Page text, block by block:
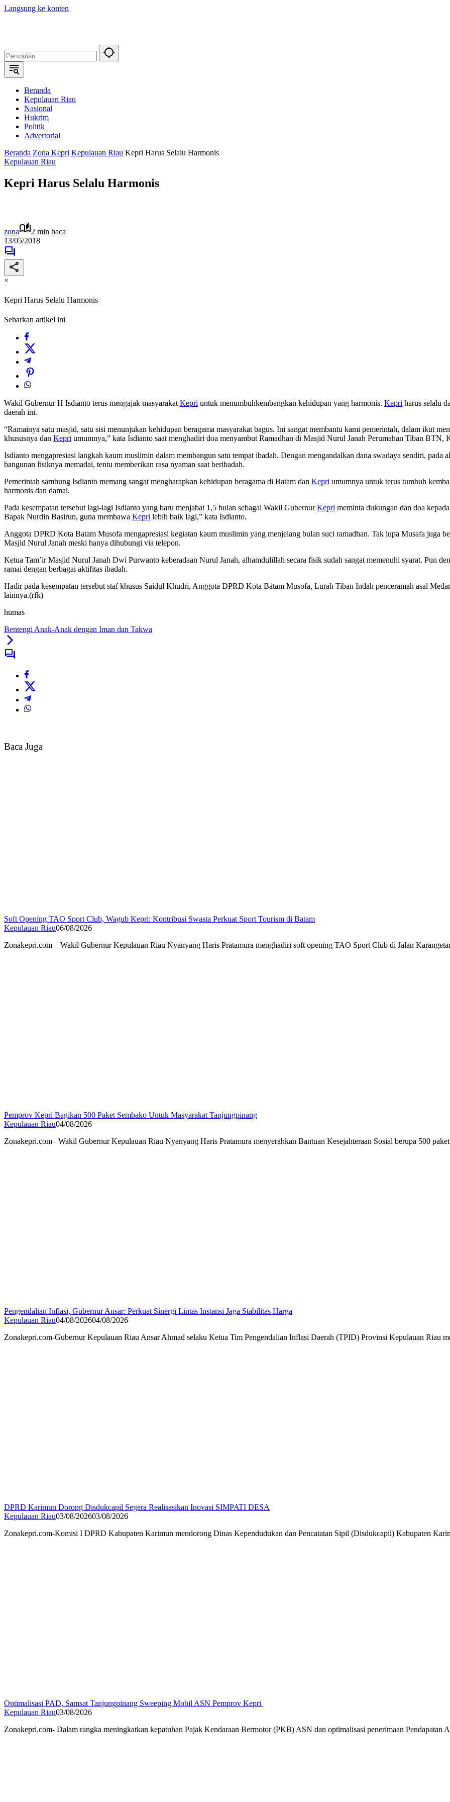
Langsung ke konten
Beranda
Kepulauan Riau
Nasional
Hukrim
Politik
Advertorial
Beranda Zona Kepri Kepulauan Riau Kepri Harus Selalu Harmonis
Kepulauan Riau
Kepri Harus Selalu Harmonis
zona
2 min baca
13/05/2018
×
Kepri Harus Selalu Harmonis
Sebarkan artikel ini
Wakil Gubernur H Isdianto terus mengajak masyarakat Kepri untuk menumbuhkembangkan kehidupan yang harmonis. Kepri harus selalu
daerah ini.
“Ramainya satu masjid, satu sisi menunjukan kehidupan beragama masyarakat bagus. Ini sangat membantu kami pemerintah, dalam ikut
khususnya dan Kepri umumnya,” kata Isdianto saat menghadiri doa menyambut Ramadhan di Masjid Nurul Janah Perumahan Tiban BTN,
Isdianto mengapresiasi langkah kaum muslimin dalam membangun satu tempat ibadah. Dengan mengandalkan dana swadaya sendiri,
bangunan fisiknya memadai, tentu memberikan rasa nyaman saat beribadah.
Pemerintah sambung Isdianto memang sangat mengharapkan kehidupan beragama di Batam dan Kepri umumnya untuk terus tumbuh
harmonis dan damai.
Pada kesempatan tersebut lagi-lagi Isdianto yang baru menjabat 1,5 bulan sebagai Wakil GubernurKepri meminta dukungan dan doa
Bapak Nurdin Basirun, guna membawa Kepri lebih baik lagi,” kata Isdianto.
Anggota DPRD Kota Batam Musofa mengapresiasi kegiatan kaum muslimin yang menjelang bulan suci ramadhan. Tak lupa Musafa juga
Masjid Nurul Janah meski hanya dihubungi via telepon.
Ketua Tam’ir Masjid Nurul Janah Dwi Purwanto keberadaan Nurul Janah, alhamdulillah secara fisik sudah sangat memenuhi syarat. Pun
ramai dengan berbagai aktifitas ibadah.
Hadir pada kesempatan tersebut staf khusus Saidul Khudri, Anggota DPRD Kota Batam Musofa, Lurah Tiban Indah penceramah asal
lainnya.(rfk)
humas
Bentengi Anak-Anak dengan Iman dan Takwa
Baca Juga
Soft Opening TAO Sport Club, Wagub Kepri: Kontribusi Swasta Perkuat Sport Tourism di Batam
Kepulauan Riau06/08/2026
Zonakepri.com – Wakil Gubernur Kepulauan Riau Nyanyang Haris Pratamura menghadiri soft opening TAO Sport Club di Jalan
Pemprov Kepri Bagikan 500 Paket Sembako Untuk Masyarakat Tanjungpinang
Kepulauan Riau04/08/2026
Zonakepri.com– Wakil Gubernur Kepulauan Riau Nyanyang Haris Pratamura menyerahkan Bantuan Kesejahteraan Sosial berupa 500
Pengendalian Inflasi, Gubernur Ansar: Perkuat Sinergi Lintas Instansi Jaga Stabilitas Harga
Kepulauan Riau04/08/202604/08/2026
Zonakepri.com-Gubernur Kepulauan Riau Ansar Ahmad selaku Ketua Tim Pengendalian Inflasi Daerah (TPID) Provinsi Kepulauan Riau
DPRD Karimun Dorong Disdukcapil Segera Realisasikan Inovasi SIMPATI DESA
Kepulauan Riau03/08/202603/08/2026
Zonakepri.com-Komisi I DPRD Kabupaten Karimun mendorong Dinas Kependudukan dan Pencatatan Sipil (Disdukcapil) Kabupaten
Optimalisasi PAD, Samsat Tanjungpinang Sweeping Mobil ASN Pemprov Kepri
Kepulauan Riau03/08/2026
Zonakepri.com- Dalam rangka meningkatkan kepatuhan Pajak Kendaraan Bermotor (PKB) ASN dan optimalisasi penerimaan